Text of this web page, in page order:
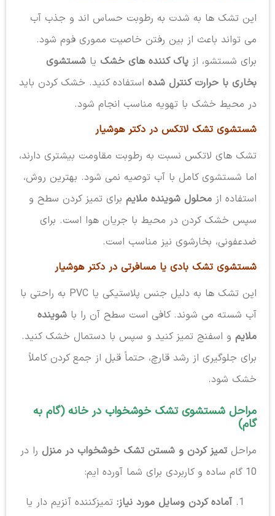
این تشک ها به شدت به رطوبت حساس اند و جذب آب
می تواند باعث از بین رفتن خاصیت مموری فوم شود.
برای شستشو، از پاک کننده های خشکیا شستشوی
بخاری با حرارت کنترل شدهاستفاده کنید. خشک کردن باید
در محیط خشک با تهویه مناسب انجام شود.
شستشوی تشک لاتکس در دکتر هوشیار
تشک های لاتکس نسبت به رطوبت مقاومت بیشتری دارند،
اما شستشوی کامل با آب توصیه نمی شود. بهترین روش،
استفاده از محلول شوینده ملایمبرای تمیز کردن سطح و
سپس خشک کردن در محیط با جریان هوا است. برای
ضدعفونی، بخارشوی نیز مناسب است.
شستشوی تشک بادی یا مسافرتی در دکتر هوشیار
این تشک ها به دلیل جنس پلاستیکی یا PVC به راحتی با
آب شسته می شوند. کافی است سطح آن را با شوینده
ملایمو اسفنج تمیز کنید و سپس با دستمال خشک کنید.
برای جلوگیری از رشد قارچ، حتماً قبل از جمع کردن کاملاً
خشک شود.
مراحل شستشوی تشک خوشخواب در خانه (گام به
گام)
مراحل تمیز کردن و شستن تشک خوشخواب در منزلرا در
10 گام ساده و کاربردی برای شما آورده ایم:
آماده کردن وسایل مورد نیاز:تمیزکننده آنزیم دار یا